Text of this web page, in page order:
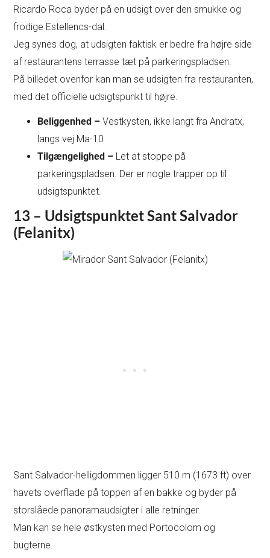
Ricardo Roca byder på en udsigt over den smukke og
frodige Estellencs-dal.
Jeg synes dog, at udsigten faktisk er bedre fra højre side
af restaurantens terrasse tæt på parkeringspladsen.
På billedet ovenfor kan man se udsigten fra restauranten,
med det officielle udsigtspunkt til højre.
Beliggenhed – Vestkysten, ikke langt fra Andratx,
langs vej Ma-10
Tilgængelighed – Let at stoppe på
parkeringspladsen. Der er nogle trapper op til
udsigtspunktet.
13 – Udsigtspunktet Sant Salvador
(Felanitx)
Sant Salvador-helligdommen ligger 510 m (1673 ft) over
havets overflade på toppen af en bakke og byder på
storslåede panoramaudsigter i alle retninger.
Man kan se hele østkysten med Portocolom og
bugterne.